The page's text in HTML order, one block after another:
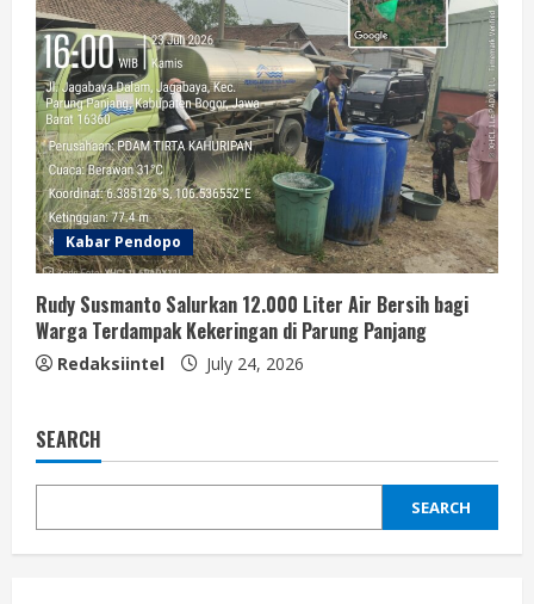
Kabar Pendopo
Rudy Susmanto Salurkan 12.000 Liter Air Bersih bagi
Warga Terdampak Kekeringan di Parung Panjang
Redaksiintel July 24, 2026
SEARCH
SEARCH